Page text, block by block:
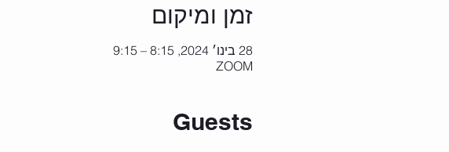
זמן ומיקום
28 בינו׳ 2024, 8:15 – 9:15
ZOOM
Guests